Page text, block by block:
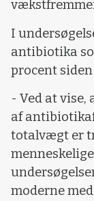
I
antibiotika
procent siden
- Ved at
af
totalvægt er
moderne